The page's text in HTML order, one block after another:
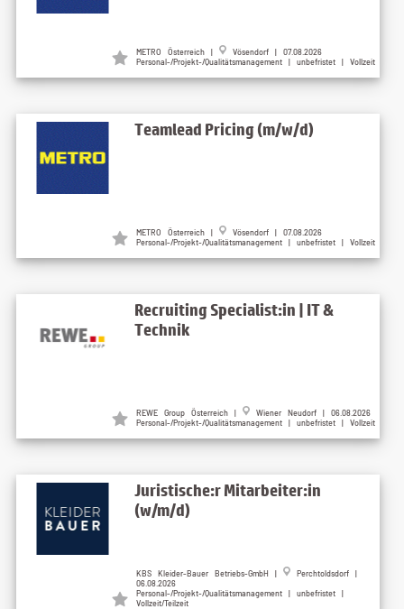
METRO Österreich |
Vösendorf | 07.08.2026
Personal-/Projekt-/Qualitätsmanagement | unbefristet | Vollzeit
Teamlead Pricing (m/w/d)
METRO Österreich |
Vösendorf | 07.08.2026
Personal-/Projekt-/Qualitätsmanagement | unbefristet | Vollzeit
Recruiting Specialist:in | IT &
Technik
REWE Group Österreich |
Wiener Neudorf | 06.08.2026
Personal-/Projekt-/Qualitätsmanagement | unbefristet | Vollzeit
Juristische:r Mitarbeiter:in
(w/m/d)
KBS Kleider-Bauer Betriebs-GmbH |
Perchtoldsdorf |
06.08.2026
Personal-/Projekt-/Qualitätsmanagement | unbefristet |
Vollzeit/Teilzeit